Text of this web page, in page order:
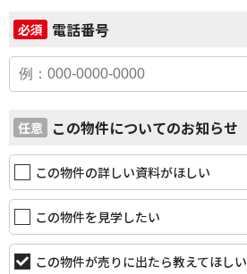
必須 電話番号
任意 この物件についてのお知らせ
この物件の詳しい資料がほしい
この物件を見学したい
この物件が売りに出たら教えてほしい